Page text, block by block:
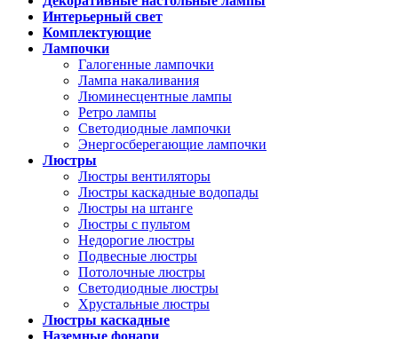
Интерьерный свет
Комплектующие
Лампочки
Галогенные лампочки
Лампа накаливания
Люминесцентные лампы
Ретро лампы
Светодиодные лампочки
Энергосберегающие лампочки
Люстры
Люстры вентиляторы
Люстры каскадные водопады
Люстры на штанге
Люстры с пультом
Недорогие люстры
Подвесные люстры
Потолочные люстры
Светодиодные люстры
Хрустальные люстры
Люстры каскадные
Наземные фонари